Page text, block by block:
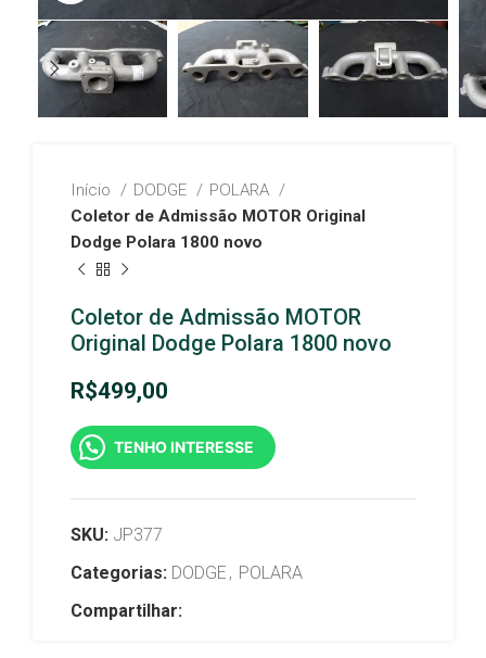
Início DODGE
POLARA
Coletor de Admissão MOTOR Original
Dodge Polara 1800 novo
Coletor de Admissão MOTOR
Original Dodge Polara 1800 novo
R$499,00
TENHO INTERESSE
SKU: JP377
Categorias: DODGE , POLARA
Compartilhar: